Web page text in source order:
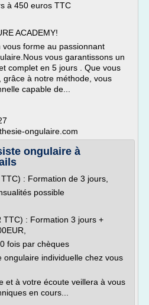
à 450 euros TTC
ACADEMY!
forme au passionnant
vous garantissons un
complet en 5 jours . Que vous
à notre méthode, vous
capable de...
ongulaire.com
ongulaire à
: Formation de 3 jours,
possible
TTC) : Formation 3 jours +
fois par chèques
ongulaire individuelle chez vous
et à votre écoute veillera à vous
en cours...